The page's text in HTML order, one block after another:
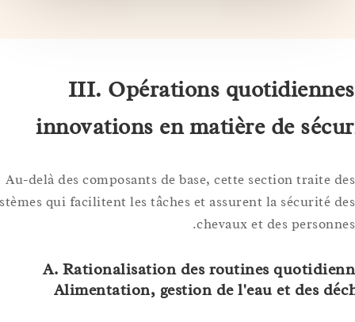
III. Opérations
innovations en matière de
Au-delà des composants de base, cette section
systèmes qui facilitent les tâches et assurent la
chevaux et des
A. Rationalisation des routines
Alimentation, gestion de l'eau et des